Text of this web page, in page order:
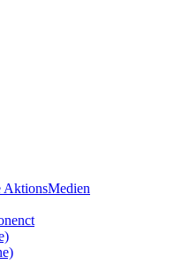
AktionsMedien